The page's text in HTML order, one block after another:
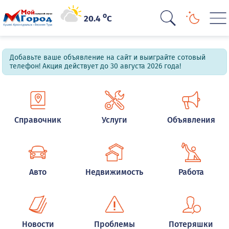
20.4oC
Добавьте ваше объявление на сайт и выиграйте сотовый
телефон! Акция действует до 30 августа 2026 года!
Справочник Услуги Объявления
Авто Недвижимость Работа
Новости Проблемы Потеряшки